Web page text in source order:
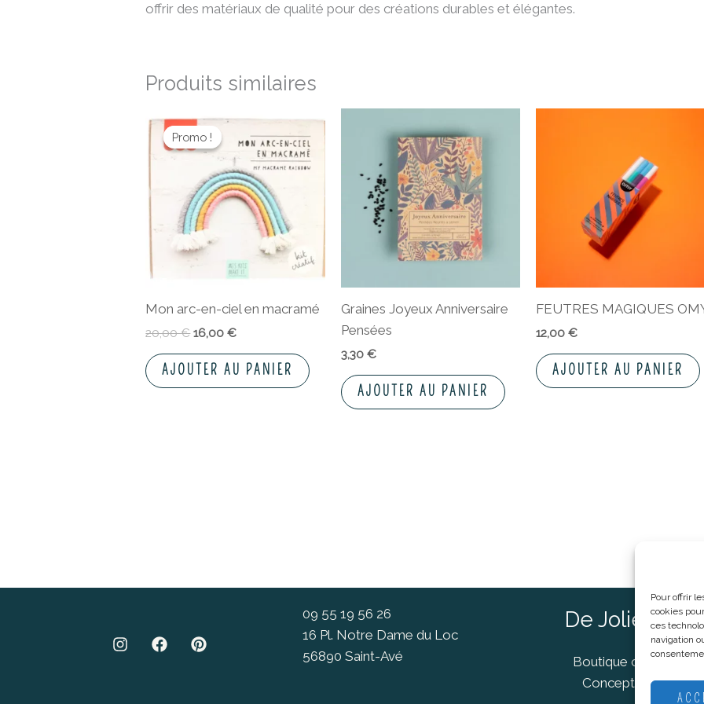
Pour offrir
cookies
ces
navigation
offrir des matériaux de qualité pour des créations durables et élégantes.
Produits similaires
Promo !
Promo !
Mon arc-en-ciel en macramé
20,00€
Le
prix
initial
était :
20,00 €.
16,00€
actuel
est :
16,00 €.
AJOUTER AU PANIER
Graines Joyeux Anniversaire
Pensées
3,30 €
AJOUTER AU PANIER
FEUTRES MAGIQUES
12,00 €
AJOUTER AU PANIER
09 55 19 56 26
16 Pl. Notre Dame du Loc
56890 Saint-Avé
De Jolies
Boutique cadeaux
Concept Store